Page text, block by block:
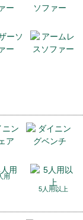
用
5人用以上